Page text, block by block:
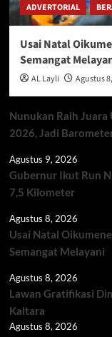
ADVERTORIAL
Usai Natal
Semangat
AL Layli Agustus
Nunukan Raih
2026, Jadi
Agustus 9, 2026
Gubernur Ikut Run
7,5 Kilometer
Agustus 8, 2026
Usai Natal
Semangat Melayani
Agustus 8, 2026
Lawan Gratifikasi
Kaltara
Agustus 8, 2026